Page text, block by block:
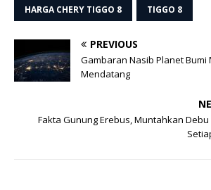
HARGA CHERY TIGGO 8 TIGGO 8
PREVIOUS
Gambaran Nasib Planet Bumi
Mendatang
Fakta Gunung Erebus, Muntahkan Debu